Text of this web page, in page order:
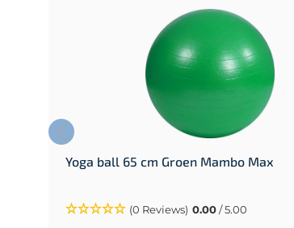
Yoga ball 65 cm Groen Mambo Max
(0 Reviews) 0.00/ 5.00